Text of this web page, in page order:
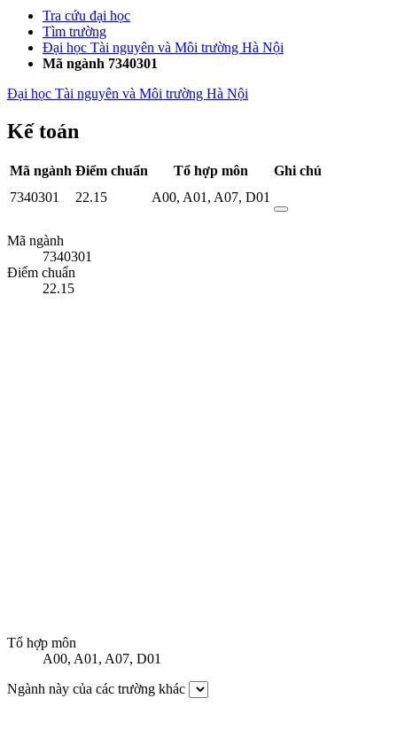
Tra cứu đại học
Tìm trường
Đại học Tài nguyên và Môi trường Hà Nội
Mã ngành 7340301
Đại học Tài nguyên và Môi trường Hà Nội
Kế toán
Mã ngành Điểm chuẩn Tổ hợp môn
Ghi chú
7340301
22.15 A00, A01, A07, D01
Mã ngành
7340301
Điểm chuẩn
22.15
Tổ hợp môn
A00, A01, A07, D01
Ngành này của các trường khác